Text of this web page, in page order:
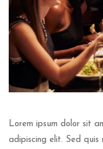
Lorem ipsum dolor sit
adipiscing elit. Sed quis